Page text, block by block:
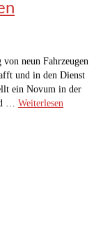
neun Fahrzeugen
und in den Dienst
ein Novum in der
… Weiterlesen